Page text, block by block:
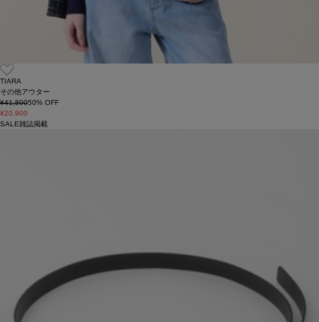
TIARA
その他アウター
¥41,80050% OFF
¥20,900
SALE雑誌掲載